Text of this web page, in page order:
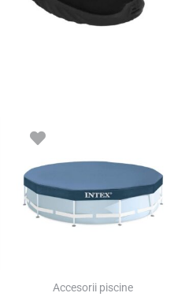
Accesorii piscine